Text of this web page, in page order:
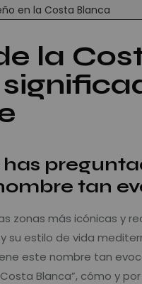
en la Costa Blanca
la
has
tan
zonas más icónicas y
su estilo de vida
este nombre tan
Blanca”, cómo y